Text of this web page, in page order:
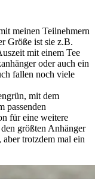
meinen Teilnehmern
Größe ist sie z.B.
mit einem Tee
oder auch ein
fallen noch viele
mit dem
passenden
für eine weitere
größten Anhänger
trotzdem mal ein